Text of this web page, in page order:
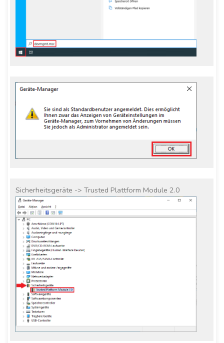
Sicherheitsgeräte -> Trusted Plattform Module 2.0